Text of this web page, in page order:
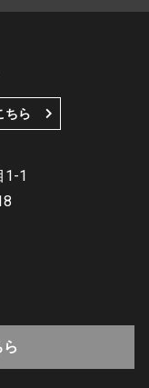
ちら
1-1